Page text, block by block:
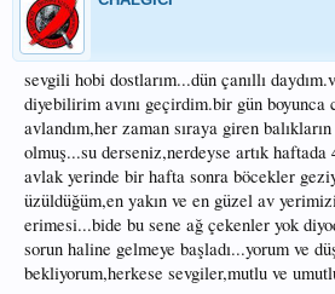
sevgili hobi dostlarım...dün çanıllı
diyebilirim avını geçirdim.bir gün boyunca
avlandım,her zaman sıraya giren
olmuş...su derseniz,nerdeyse artık
avlak yerinde bir hafta sonra böcekler
üzüldüğüm,en yakın ve en güzel av
erimesi...bide bu sene ağ çekenler yok
sorun haline gelmeye başladı...yorum ve
bekliyorum,herkese sevgiler,mutlu ve